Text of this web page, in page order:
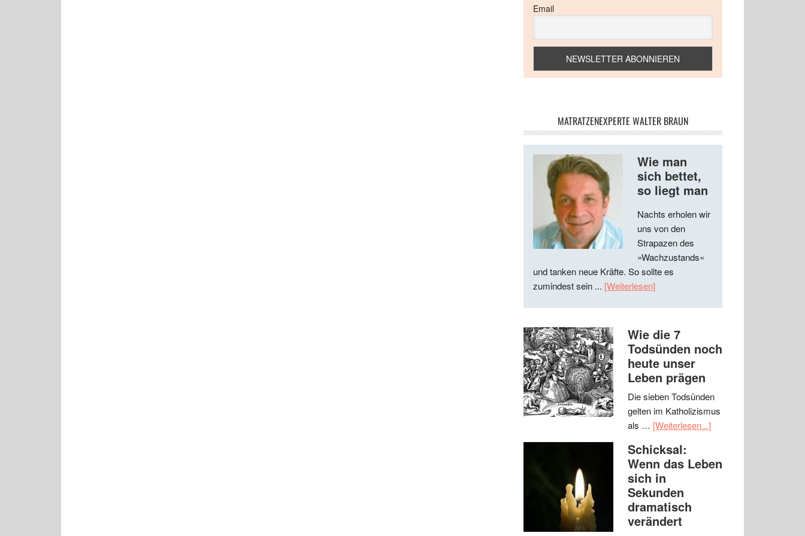
Email
MATRATZENEXPERTE WALTER BRAUN
Wie man
sich bettet,
so liegt man
Nachts erholen wir
uns von den
Strapazen des
»Wachzustands«
und tanken neue Kräfte. So sollte es
zumindest sein ... [Weiterlesen]
Wie die 7
Todsünden noch
heute unser
Leben prägen
Die sieben Todsünden
gelten im Katholizismus
als … [Weiterlesen...]
Schicksal:
Wenn das Leben
sich in
Sekunden
dramatisch
verändert